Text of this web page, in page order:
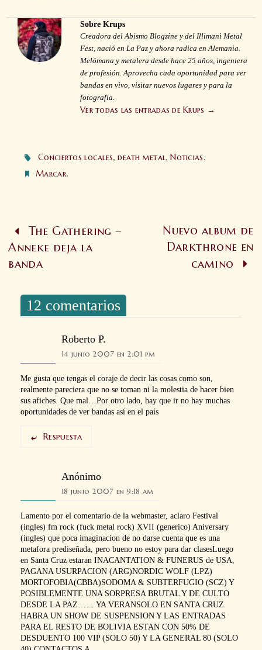
Sobre Krups
Creadora del Abismo Blogzine y del Illimani Metal
Fest, nació en La Paz y ahora radica en Alemania.
Melómana y metalera desde hace 25 años, ingeniera
de profesión. Aprovecha cada oportunidad para ver
bandas en vivo, visitar nuevos lugares y para la
fotografía.
Ver todas las entradas de Krups →
Conciertos locales,death metal,Noticias.
Marcar.
The Gathering –
Anneke deja la
banda
Nuevo album de
Darkthrone en
camino
12 comentarios
Roberto P.
14 junio 2007 en 2:01 pm
Me gusta que tengas el coraje de decir las cosas como son,
realmente pareciera que no se toman ni la molestia de hacer bien
sus afiches. Que mal…Por otro lado, hay que ir no hay muchas
oportunidades de ver bandas así en el país
Respuesta
Anónimo
18 junio 2007 en 9:18 am
Lamento por el comentario de la webmaster, aclaro Festival
(ingles) fm rock (fuck metal rock) XVII (generico) Aniversary
(ingles) que poca imaginacion de no darse cuenta que es una
metafora prediseñada, pero bueno no estoy para dar clasesLuego
en Santa Cruz estaran INACANTATION & FUNERUS de USA,
PAGANA USURPACION (ARG)NORDIC WOLF (LPZ)
MORTOFOBIA(CBBA)SODOMA & SUBTERFUGIO (SCZ) Y
POSIBLEMENTE UNA SORPRESA BRUTAL Y DE CULTO
DESDE LA PAZ…… YA VERANSOLO EN SANTA CRUZ
HABRA UN SHOW DE SUSPENSION Y LAS ENTRADAS
PARA EL RESTO DE BOLIVIA ESTAN CON 50% DE
DESDUENTO 100 VIP (SOLO 50) Y LA GENERAL 80 (SOLO